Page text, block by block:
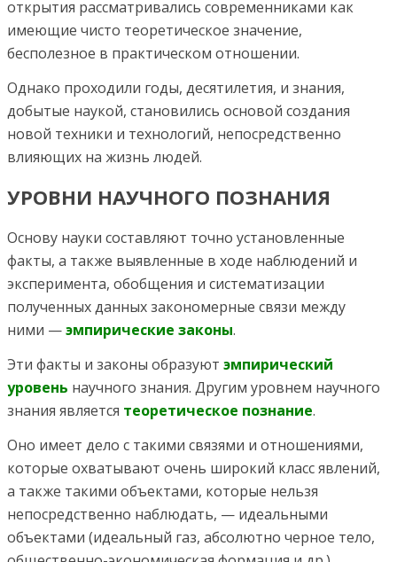
открытия рассматривались современниками как
имеющие чисто теоретическое значение,
бесполезное в практическом отношении.
Однако проходили годы, десятилетия, и знания,
добытые наукой, становились основой создания
новой техники и технологий, непосредственно
влияющих на жизнь людей.
УРОВНИ НАУЧНОГО ПОЗНАНИЯ
Основу науки составляют точно установленные
факты, а также выявленные в ходе наблюдений и
эксперимента, обобщения и систематизации
полученных данных закономерные связи между
ними —эмпирические законы.
Эти факты и законы образуют эмпирический
уровень научного знания. Другим уровнем научного
знания является теоретическое познание.
Оно имеет дело с такими связями и отношениями,
которые охватывают очень широкий класс явлений,
а также такими объектами, которые нельзя
непосредственно наблюдать, — идеальными
объектами (идеальный газ, абсолютно черное тело,